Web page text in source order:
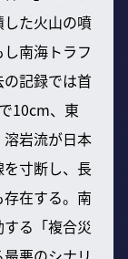
た火山の噴
南海トラフ
記録では首
10cm、東
岩流が日本
寸断し、長
在する。南
る「複合災